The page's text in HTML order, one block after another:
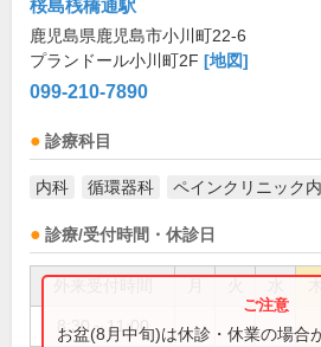
桜島桟橋通駅
鹿児島県鹿児島市小川町22-6
プランドール小川町2F [地図]
099-210-7890
診療科目
内科 循環器科 ペインクリニック
診療/受付時間・休診日
8:30～11:00
お盆(8月中旬)は休診・休業の場合